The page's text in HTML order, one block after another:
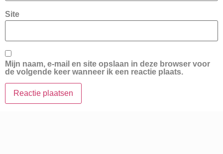
Site
Mijn naam, e-mail en site opslaan in deze browser voor
de volgende keer wanneer ik een reactie plaats.